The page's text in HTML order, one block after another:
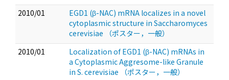
2010/01
EGD1 (β-NAC) mRNA localizes in a novel
cytoplasmic structure in Saccharomyces
cerevisiae
（ポスター，一般）
2010/01
Localization of EGD1 (β-NAC) mRNAs in
a Cytoplasmic Aggresome-like Granule
in S. cerevisiae
（ポスター，一般）